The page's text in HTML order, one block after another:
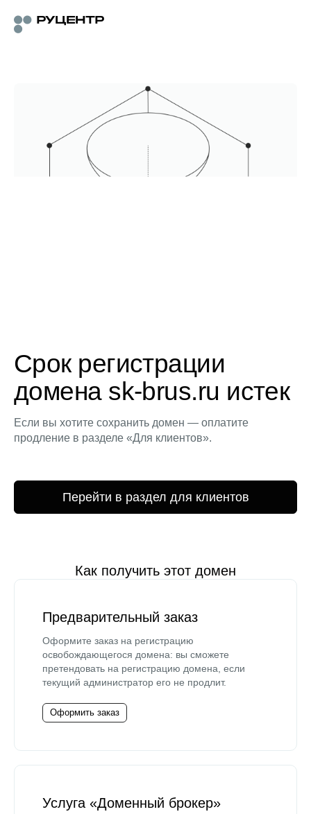
Срок регистрации
домена sk-brus.ru истек
Если вы хотите сохранить домен — оплатите
продление в разделе «Для клиентов».
Перейти в раздел для клиентов
Как получить этот домен
Предварительный заказ
Оформите заказ на регистрацию
освобождающегося домена: вы сможете
претендовать на регистрацию домена, если
текущий администратор его не продлит.
Оформить заказ
Услуга «Доменный брокер»